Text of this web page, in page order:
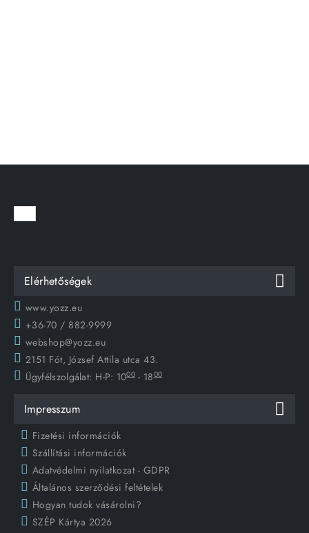
Elérhetőségek
www.yozz.eu
+36-70 / 882-9999
webshop@yozz.eu
2151 Fót, József Attila utca 43.
Ügyfélszolgálat: H-P: 1000 - 1800
Impresszum
Fizetési információk
Szállítási információk
Adatvédelmi nyilatkozat - GDPR
Általános szerződési feltételek
Hogyan tudok vásárolni?
SZÉP Kártya 2026